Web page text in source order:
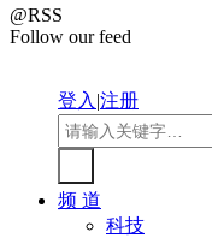
@RSS
Follow our feed
登入|注册
频 道
科技